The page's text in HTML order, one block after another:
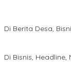
Di Berita Desa,
Di Bisnis, Headline,